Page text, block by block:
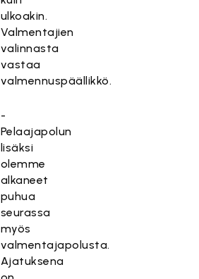
ulkoakin.
Valmentajien
valinnasta
vastaa
valmennuspäällikkö.
-
Pelaajapolun
lisäksi
olemme
alkaneet
puhua
seurassa
myös
valmentajapolusta.
Ajatuksena